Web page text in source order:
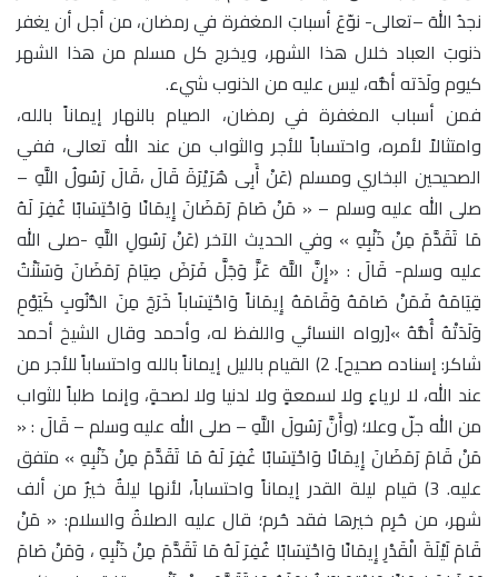
نجدُ اللهَ –تعالى- نوّعَ أسبابَ المغفرة في رمضان، من أجل أن يغفر
ذنوبَ العباد خلال هذا الشهر، ويخرج كل مسلم من هذا الشهر
كيوم ولَدَته أمُّه، ليس عليه من الذنوب شيء.
فمن أسباب المغفرة في رمضان، الصيام بالنهار إيماناً بالله،
وامتثالاً لأمره، واحتساباً للأجر والثواب من عند الله تعالى، ففي
الصحيحين البخاري ومسلم (عَنْ أَبِى هُرَيْرَةَ قَالَ ،قَالَ رَسُولُ اللَّهِ –
صلى الله عليه وسلم – « مَنْ صَامَ رَمَضَانَ إِيمَانًا وَاحْتِسَابًا غُفِرَ لَهُ
مَا تَقَدَّمَ مِنْ ذَنْبِهِ » وفي الحديث الآخر (عَنْ رَسُولِ اللَّهِ -صلى الله
عليه وسلم- قَالَ : «إِنَّ اللَّهَ عَزَّ وَجَلَّ فَرَضَ صِيَامَ رَمَضَانَ وَسَنَنْتُ
قِيَامَهُ فَمَنْ صَامَهُ وَقَامَهُ إِيمَاناً وَاحْتِسَاباً خَرَجَ مِنَ الذُّنُوبِ كَيَوْمِ
وَلَدَتْهُ أُمُّهُ »[رواه النسائي واللفظ له، وأحمد وقال الشيخ أحمد
شاكر: إسناده صحيح]. 2) القيام بالليل إيماناً بالله واحتساباً للأجر من
عند الله، لا لرياءٍ ولا لسمعةٍ ولا لدنيا ولا لصحةٍ، وإنما طلباً للثواب
من الله جلّ وعلا؛ (وأَنَّ رَسُولَ اللَّهِ – صلى الله عليه وسلم – قَالَ : «
مَنْ قَامَ رَمَضَانَ إِيمَانًا وَاحْتِسَابًا غُفِرَ لَهُ مَا تَقَدَّمَ مِنْ ذَنْبِهِ » متفق
عليه. 3) قيام ليلة القدر إيماناً واحتساباً، لأنها ليلةٌ خيرٌ من ألف
شهر، من حُرِم خيرها فقد حُرم؛ قال عليه الصلاةُ والسلام: « مَنْ
قَامَ لَيْلَةَ الْقَدْرِ إِيمَانًا وَاحْتِسَابًا غُفِرَ لَهُ مَا تَقَدَّمَ مِنْ ذَنْبِهِ ، وَمَنْ صَامَ